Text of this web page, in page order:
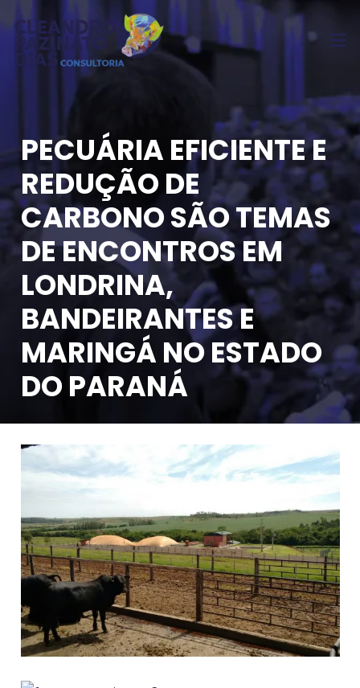
PECUÁRIA EFICIENTE E
REDUÇÃO DE
CARBONO SÃO TEMAS
DE ENCONTROS EM
LONDRINA,
BANDEIRANTES E
MARINGÁ NO ESTADO
DO PARANÁ